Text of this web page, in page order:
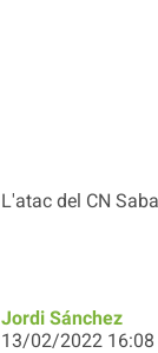
L'atac del CN
Jordi Sánchez
13/02/2022 16:08